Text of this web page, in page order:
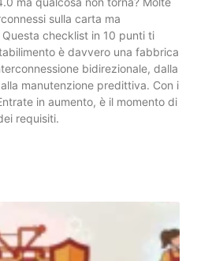
sulla carta ma
checklist in 10 punti ti
è davvero una fabbrica
bidirezionale, dalla
manutenzione predittiva. Con i
in aumento, è il momento di
requisiti.